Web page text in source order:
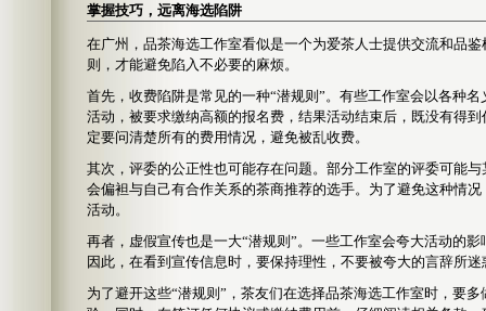
掌握技巧，远离海选陷阱
在广州，品茶海选工作室看似是一个为爱茶人士提供交流和品
则，才能避免陷入不必要的麻烦。
首先，收费陷阱是常见的一种“潜规则”。有些工作室会以各种
活动，被要求缴纳高额的报名费，结果活动结束后，既没有得
定要问清楚所有的费用情况，避免被乱收费。
其次，评委的公正性也可能存在问题。部分工作室的评委可能
会偏袒与自己有合作关系的茶商推荐的选手。为了避免这种情
活动。
再者，虚假宣传也是一大“潜规则”。一些工作室会夸大活动的
因此，在看到宣传信息时，要保持理性，不要被夸大的言辞所迷
为了避开这些“潜规则”，茶友们在选择品茶海选工作室时，要